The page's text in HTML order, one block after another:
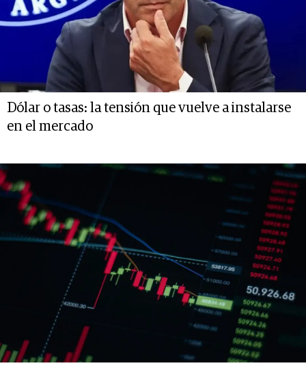
Dólar o tasas: la tensión que vuelve a instalarse
en el mercado